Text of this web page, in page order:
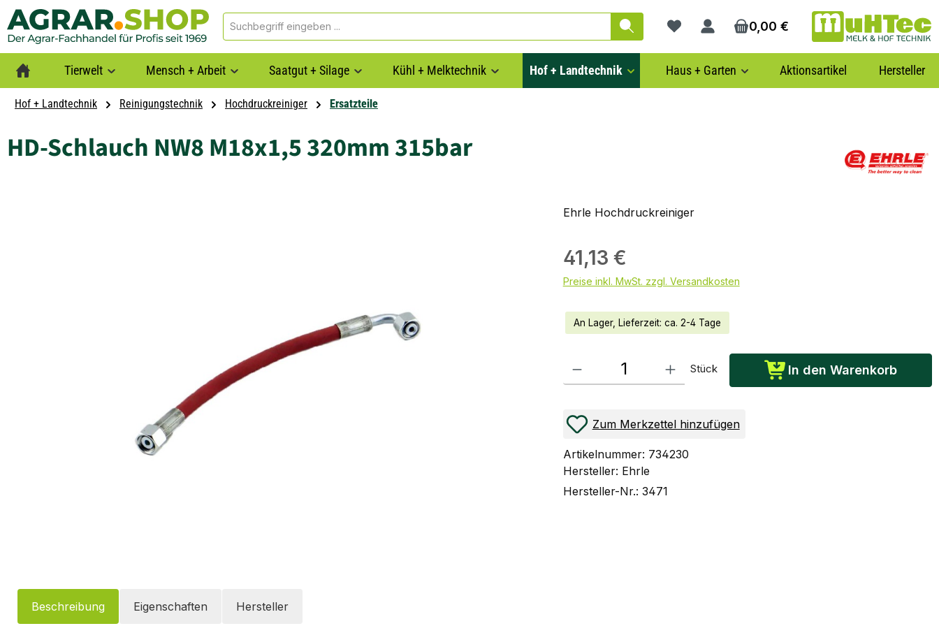
Zur Hauptnavigation springen
Du hast 0 Produkte auf dem Merkzettel
0,00 €
Tierwelt Mensch + Arbeit Saatgut + Silage Kühl + Melktechnik Hof + Landtechnik Haus + Garten Aktionsartikel Hersteller
Hof + Landtechnik Reinigungstechnik Hochdruckreiniger Ersatzteile
HD-Schlauch NW8 M18x1,5 320mm 315bar
Ehrle Hochdruckreiniger
41,13 €
Preise inkl. MwSt. zzgl. Versandkosten
An Lager, Lieferzeit: ca. 2-4 Tage
Produkt Anzahl: Gib den gewünschten Wert ein oder benutze die Schaltflächen um die
Stück In den Warenkorb
Zum Merkzettel hinzufügen
Artikelnummer: 734230
Hersteller: Ehrle
Hersteller-Nr.: 3471
Beschreibung Eigenschaften Hersteller